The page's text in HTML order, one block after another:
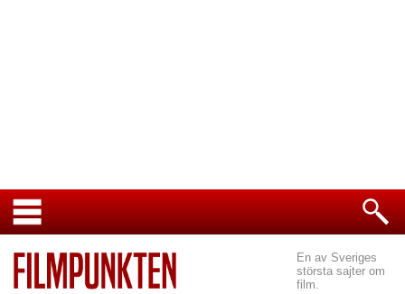
En av Sveriges
största sajter om
film.